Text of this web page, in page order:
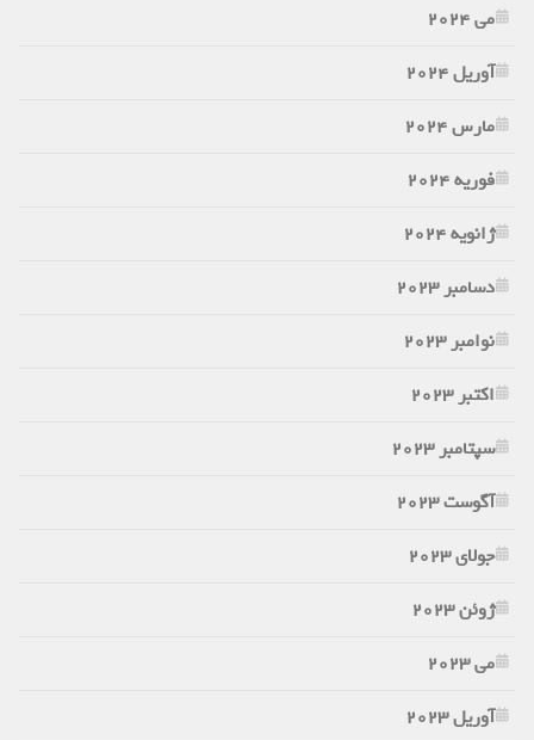
می 2024
آوریل 2024
مارس 2024
فوریه 2024
ژانویه 2024
دسامبر 2023
نوامبر 2023
اکتبر 2023
سپتامبر 2023
آگوست 2023
جولای 2023
ژوئن 2023
می 2023
آوریل 2023